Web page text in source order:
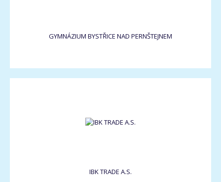
GYMNÁZIUM BYSTŘICE NAD PERNŠTEJNEM
IBK TRADE A.S.